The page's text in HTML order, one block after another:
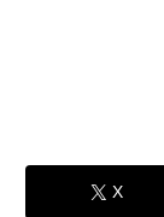
X